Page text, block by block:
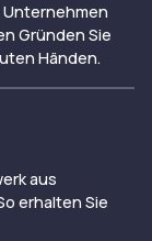
Unternehmen
Gründen Sie
Händen.
aus
erhalten Sie